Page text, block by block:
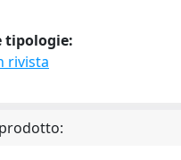
tipologie:
rivista